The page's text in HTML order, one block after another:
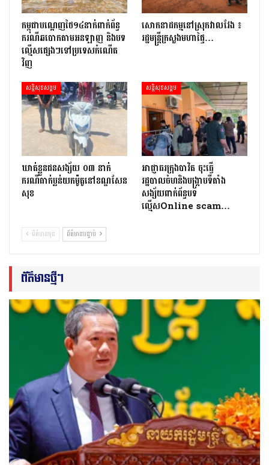
កម្ពុជាបណ្ដេញថៃ១៤នាក់ពាក់ព័ន្ធ
ករណីឆបោកតាមអនឡាញ និងបទ
ល្មើសផ្សេងៗទៅប្រទេសកំណើត
វិញ
សោកនាដកម្ម​នៅ​ស្រុក​វាល​វែង ៖
រដ្ឋមន្ត្រី​ក្រសួងមហាផ្ទៃ…
សន្តិសុខសង្គម
ឃាត់ខ្លួនជនសង្ស័យ ០៣ នាក់
ករណីធាក់ប្លន់យកម៉ូតូនៅខណ្ឌសែន
សុខ
សន្តិសុខសង្គម
អាជ្ញាធរក្រុងបាវិត ចុះធើ្វ
រដ្ឋបាលចំហនិងបង្ក្រាបទីតាំង
សង្ស័យពាក់ព័ន្ធបទ
ល្មើសOnline scam…
ព័ត៌មានមុន ព័ត៌មានបន្ទាប់
ព័ត៌មានថ្មីៗ